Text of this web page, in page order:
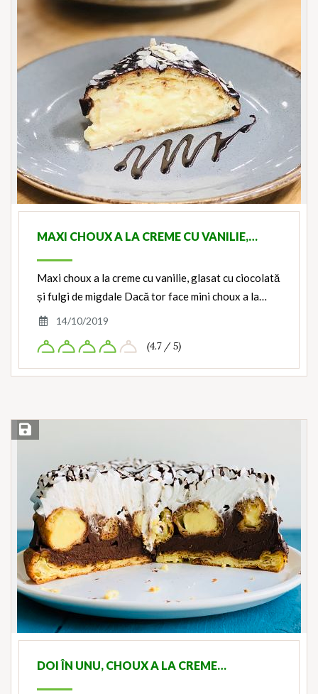
MAXI CHOUX A LA CREME CU VANILIE,…
Maxi choux a la creme cu vanilie, glasat cu ciocolată
și fulgi de migdale Dacă tor face mini choux a la…
14/10/2019
(4.7 / 5)
Save Recipe
DOI ÎN UNU, CHOUX A LA CREME…